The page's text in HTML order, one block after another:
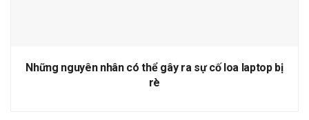
Những nguyên nhân có thể gây ra sự cố loa laptop bị
rè